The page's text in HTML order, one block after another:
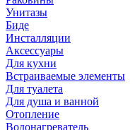
Унитазы
Биде
Инсталляции
Аксессуары
Для кухни
Встраиваемые элементы
Для туалета
Для душа и ванной
Отопление
Водонагреватель